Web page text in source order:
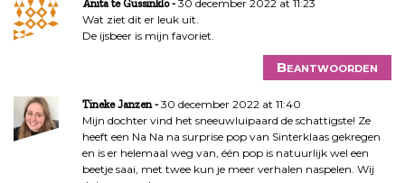
Anita te Gussinklo
30 december 2022 at 11:23
Wat ziet dit er leuk uit.
De ijsbeer is mijn favoriet.
Beantwoorden
Tineke Janzen
30 december 2022 at 11:40
Mijn dochter vind het sneeuwluipaard de schattigste! Ze
heeft een Na Na na surprise pop van Sinterklaas gekregen
en is er helemaal weg van, één pop is natuurlijk wel een
beetje saai, met twee kun je meer verhalen naspelen. Wij